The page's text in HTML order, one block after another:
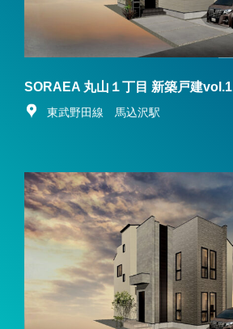
SORAEA 丸山１丁目 新築戸建vol.1
東武野田線 馬込沢駅